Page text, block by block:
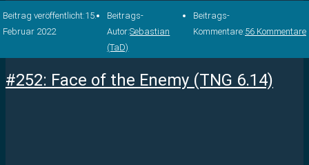
Beitrag veröffentlicht:15.
Februar 2022
Beitrags-
Autor:Sebastian
(TaD)
Beitrags-
Kommentare:56 Kommentare
#252: Face of the Enemy (TNG 6.14)